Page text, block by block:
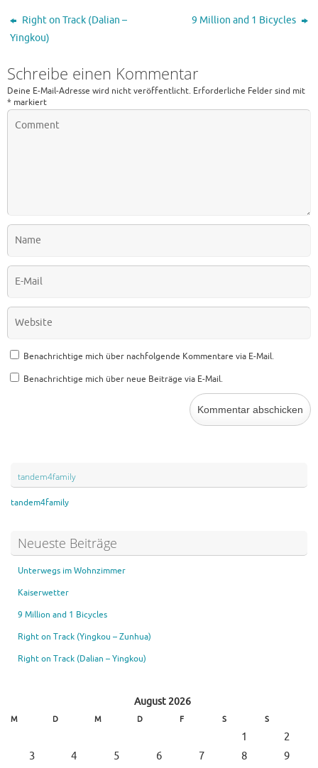
Right on Track (Dalian –
Yingkou)
9 Million and 1 Bicycles
Schreibe einen Kommentar
Deine E-Mail-Adresse wird nicht veröffentlicht. Erforderliche Felder sind mit
* markiert
Benachrichtige mich über nachfolgende Kommentare via E-Mail.
Benachrichtige mich über neue Beiträge via E-Mail.
tandem4family
tandem4family
Neueste Beiträge
Unterwegs im Wohnzimmer
Kaiserwetter
9 Million and 1 Bicycles
Right on Track (Yingkou – Zunhua)
Right on Track (Dalian – Yingkou)
August 2026
M D M D F S S
1
2
3
4 5 6 7 8
9